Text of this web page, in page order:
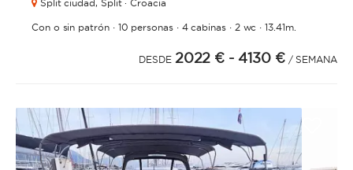
Split ciudad, Split · Croacia
Con o sin patrón· 10 personas· 4 cabinas· 2 wc ·13.41m.
DESDE 2022 € - 4130 € / SEMANA